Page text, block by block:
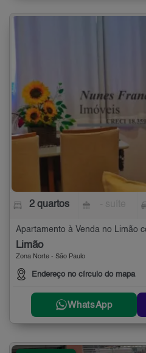
2 quartos
Apartamento à Venda no Limão
Limão
Zona Norte - São Paulo
Endereço no círculo do mapa
WhatsApp